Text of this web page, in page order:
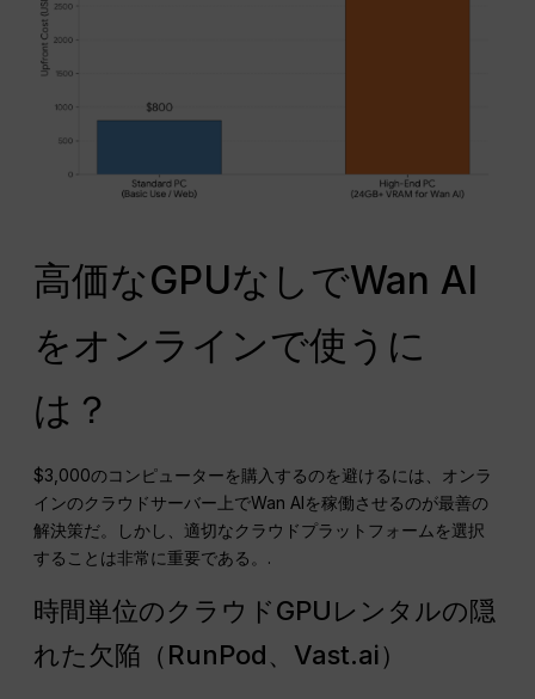
高価なGPUなしでWan AI
をオンラインで使うに
は？
$3,000のコンピューターを購入するのを避けるには、オンラ
インのクラウドサーバー上でWan AIを稼働させるのが最善の
解決策だ。しかし、適切なクラウドプラットフォームを選択
することは非常に重要である。.
時間単位のクラウドGPUレンタルの隠
れた欠陥（RunPod、Vast.ai）